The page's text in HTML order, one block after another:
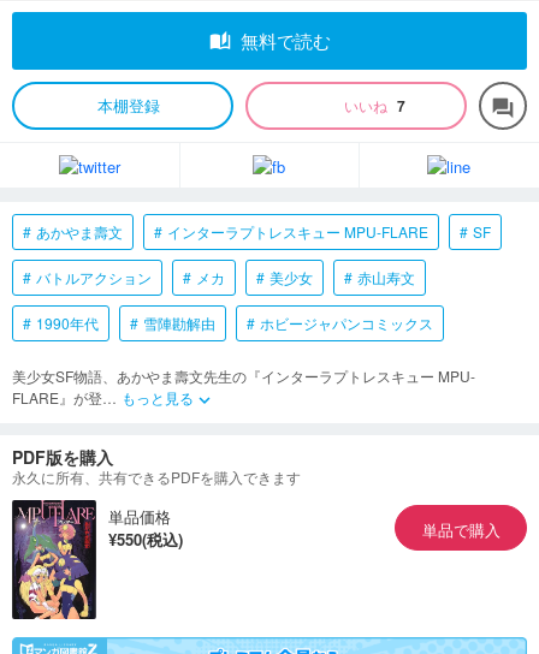
auto_stories 無料で読む
本棚登録 いいね 7 forum
あかやま壽文 インターラプトレスキュー MPU-FLARE SF
バトルアクション メカ 美少女 赤山寿文
1990年代 雪陣勘解由 ホビージャパンコミックス
美少女SF物語、あかやま壽文先生の『インターラプトレスキュー MPU-
FLARE』が登… もっと見る keyboard_arrow_down
PDF版を購入
永久に所有、共有できるPDFを購入できます
単品価格
¥550(税込)
単品で購入